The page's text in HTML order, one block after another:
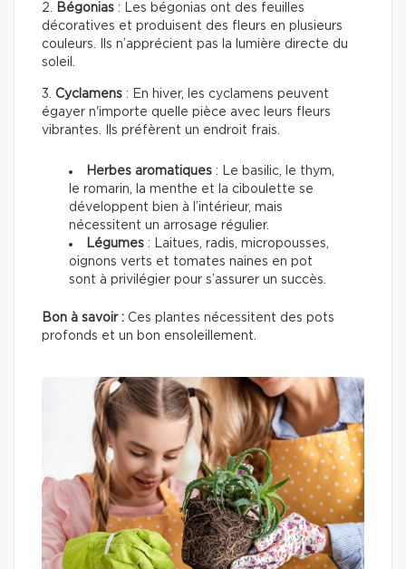
2. Bégonias : Les bégonias ont des feuilles
décoratives et produisent des fleurs en plusieurs
couleurs. Ils n’apprécient pas la lumière directe du
soleil.
3. Cyclamens : En hiver, les cyclamens peuvent
égayer n'importe quelle pièce avec leurs fleurs
vibrantes. Ils préfèrent un endroit frais.
Herbes aromatiques : Le basilic, le thym,
le romarin, la menthe et la ciboulette se
développent bien à l’intérieur, mais
nécessitent un arrosage régulier.
Légumes : Laitues, radis, micropousses,
oignons verts et tomates naines en pot
sont à privilégier pour s’assurer un succès.
Bon à savoir : Ces plantes nécessitent des pots
profonds et un bon ensoleillement.